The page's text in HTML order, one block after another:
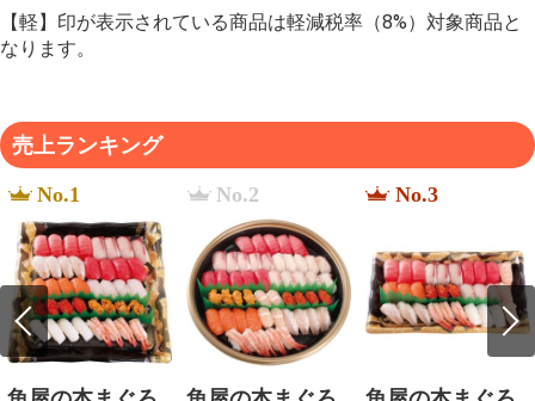
【軽】印が表示されている商品は軽減税率（8%）対象商品と
なります。
売上ランキング
No.1 No.2 No.3